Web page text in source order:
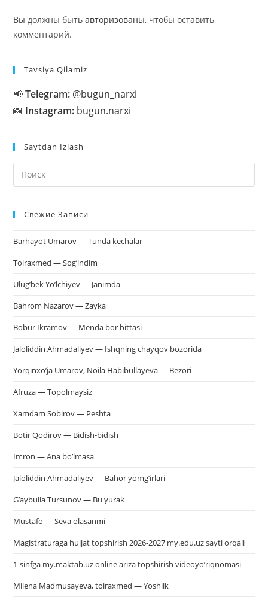
Вы должны бытьавторизованы, чтобы оставить
комментарий.
Tavsiya Qilamiz
📢Telegram: @bugun_narxi
📸 Instagram: bugun.narxi
Saytdan Izlash
Свежие Записи
Barhayot Umarov — Tunda kechalar
Toiraxmed — Sog’indim
Ulug’bek Yo’lchiyev — Janimda
Bahrom Nazarov — Zayka
Bobur Ikramov — Menda bor bittasi
Jaloliddin Ahmadaliyev — Ishqning chayqov bozorida
Yorqinxo’ja Umarov, Noila Habibullayeva — Bezori
Afruza — Topolmaysiz
Xamdam Sobirov — Peshta
Botir Qodirov — Bidish-bidish
Imron — Ana bo’lmasa
Jaloliddin Ahmadaliyev — Bahor yomg’irlari
G’aybulla Tursunov — Bu yurak
Mustafo — Seva olasanmi
Magistraturaga hujjat topshirish 2026-2027 my.edu.uz sayti orqali
1-sinfga my.maktab.uz online ariza topshirish videoyo’riqnomasi
Milena Madmusayeva, toiraxmed — Yoshlik